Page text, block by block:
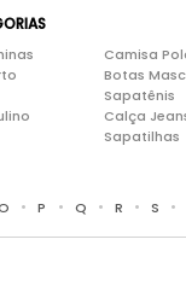
Camisa
Botas
Sapatênis
Calça
Sapatilhas
• P • Q • R • S •